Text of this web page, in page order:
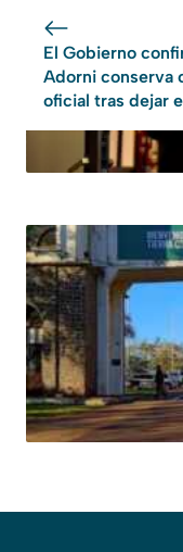
El Gobierno
Adorni conserva
oficial tras dejar